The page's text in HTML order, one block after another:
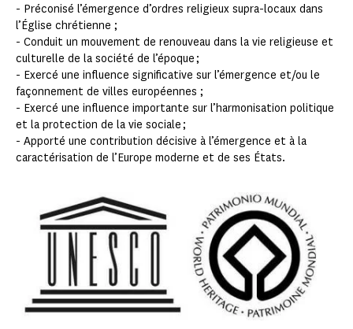
- Préconisé l’émergence d’ordres religieux supra-locaux dans
l’Église chrétienne ;
- Conduit un mouvement de renouveau dans la vie religieuse et
culturelle de la société de l’époque ;
- Exercé une influence significative sur l’émergence et/ou le
façonnement de villes européennes ;
- Exercé une influence importante sur l’harmonisation politique
et la protection de la vie sociale ;
- Apporté une contribution décisive à l’émergence et à la
caractérisation de l’Europe moderne et de ses États.